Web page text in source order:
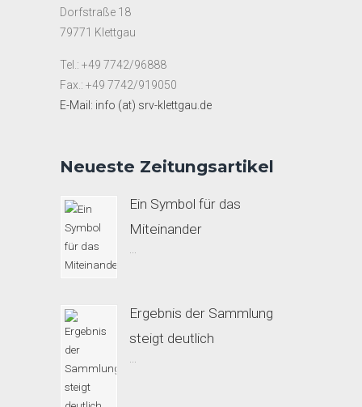
Dorfstraße 18
79771 Klettgau
Tel.: +49 7742/96888
Fax.: +49 7742/919050
E-Mail: info (at) srv-klettgau.de
Neueste Zeitungsartikel
Ein Symbol für das
Miteinander
Ergebnis der Sammlung
steigt deutlich